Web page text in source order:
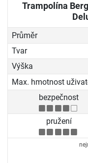
Trampolína
Průměr
Tvar
Výška
Max. hmotnost
bezpečnost
pružení